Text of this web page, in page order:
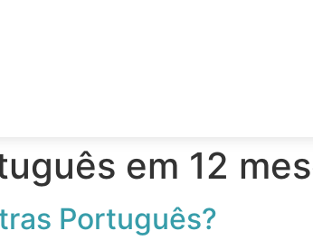
em 12
Português?